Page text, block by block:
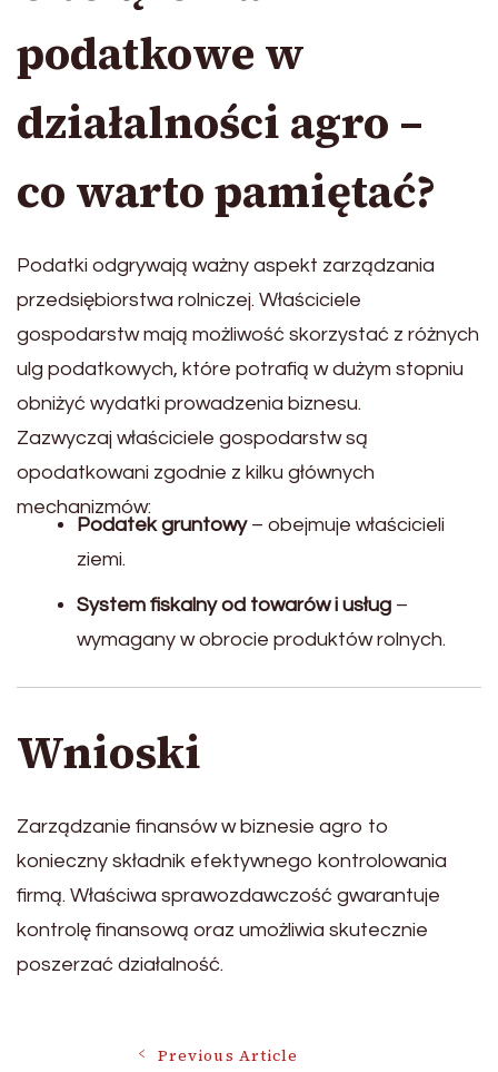
podatkowe w
działalności agro –
co warto pamiętać?
Podatki odgrywają ważny aspekt zarządzania
przedsiębiorstwa rolniczej. Właściciele
gospodarstw mają możliwość skorzystać z różnych
ulg podatkowych, które potrafią w dużym stopniu
obniżyć wydatki prowadzenia biznesu.
Zazwyczaj właściciele gospodarstw są
opodatkowani zgodnie z kilku głównych
mechanizmów:
Podatek gruntowy– obejmuje właścicieli
ziemi.
System fiskalny od towarów i usług –
wymagany w obrocie produktów rolnych.
Wnioski
Zarządzanie finansów w biznesie agro to
konieczny składnik efektywnego kontrolowania
firmą. Właściwa sprawozdawczość gwarantuje
kontrolę finansową oraz umożliwia skutecznie
poszerzać działalność.
Previous Article